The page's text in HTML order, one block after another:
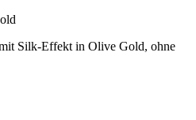
Silk-Effekt in Olive Gold, ohne